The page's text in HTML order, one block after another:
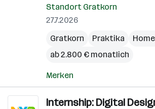
Standort Gratkorn
27.7.2026
Gratkorn
Praktika
ab 2.800 € monatlich
Merken
Internship: Digital